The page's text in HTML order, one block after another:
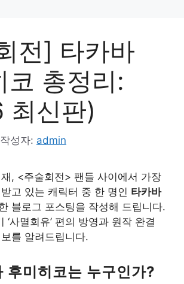
전] 타카바
코 총정리:
최신판)
작성자: admin
, <주술회전> 팬들 사이에서 가장
고 있는 캐릭터 중 한 명인 타카바
블로그 포스팅을 작성해 드립니다.
‘사멸회유’ 편의 방영과 원작 완결
를 알려드립니다.
후미히코는 누구인가?